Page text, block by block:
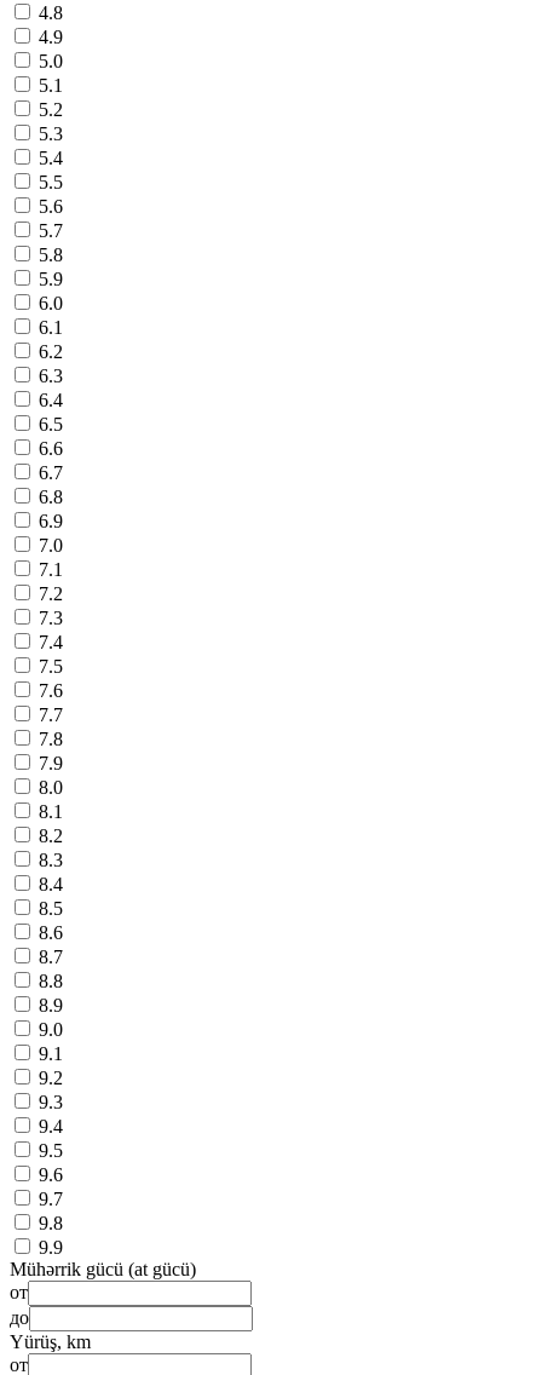
4.8
4.9
5.0
5.1
5.2
5.3
5.4
5.5
5.6
5.7
5.8
5.9
6.0
6.1
6.2
6.3
6.4
6.5
6.6
6.7
6.8
6.9
7.0
7.1
7.2
7.3
7.4
7.5
7.6
7.7
7.8
7.9
8.0
8.1
8.2
8.3
8.4
8.5
8.6
8.7
8.8
8.9
9.0
9.1
9.2
9.3
9.4
9.5
9.6
9.7
9.8
9.9
Mühərrik gücü (at gücü)
от
до
Yürüş, km
от